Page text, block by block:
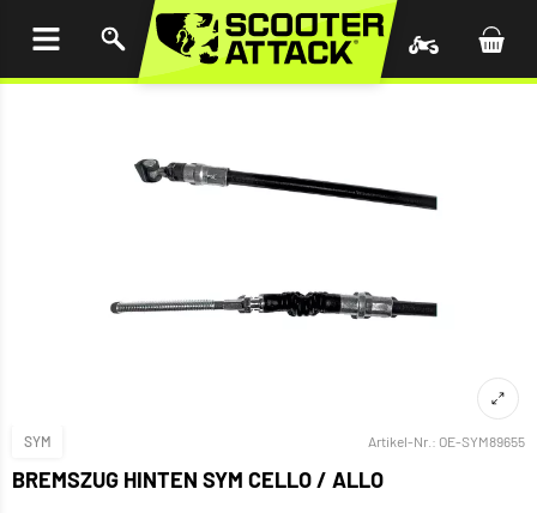
SYM Artikel-Nr.: OE-SYM89655
BREMSZUG HINTEN SYM CELLO / ALLO